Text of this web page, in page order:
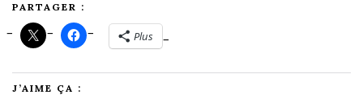
PARTAGER :
Plus
J’AIME ÇA :